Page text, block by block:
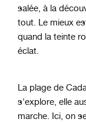
salée, à la
tout. Le mieux
quand la teinte
éclat.
La plage de
s'explore, elle
marche. Ici, on